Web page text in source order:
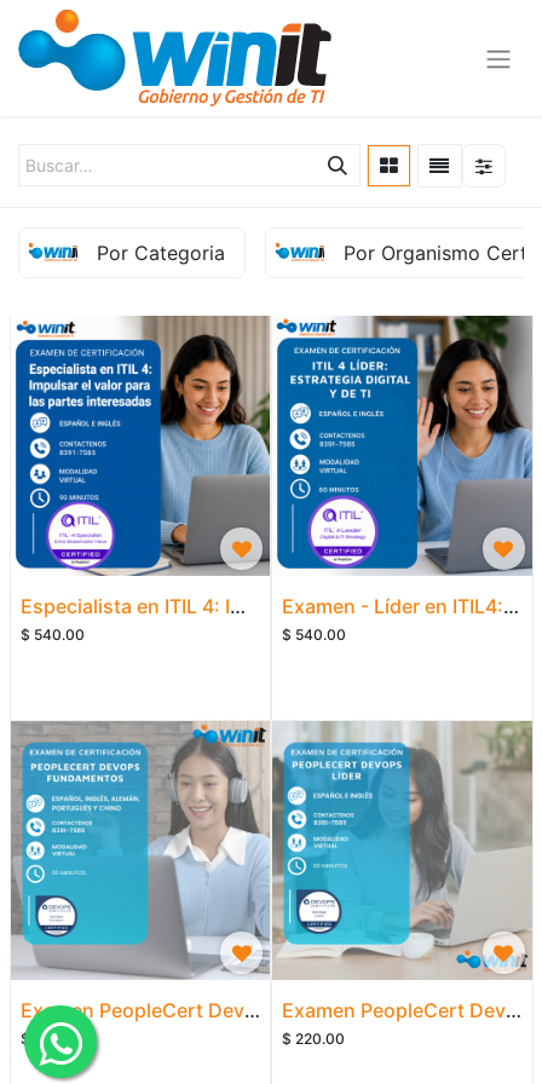
Por Categoria Por Organismo
Especialista en ITIL 4: Impulsar el valor para las partes interesadas
$ 540.00
Examen - Líder en ITIL4: Estrategia digital y de TI
$ 540.00
Examen PeopleCert DevOps Fundamentos
$ 220.00
Examen PeopleCert DevOps Líder
$ 220.00